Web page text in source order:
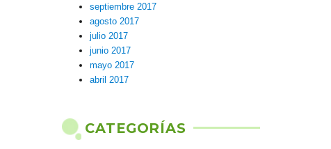
septiembre 2017
agosto 2017
julio 2017
junio 2017
mayo 2017
abril 2017
CATEGORÍAS